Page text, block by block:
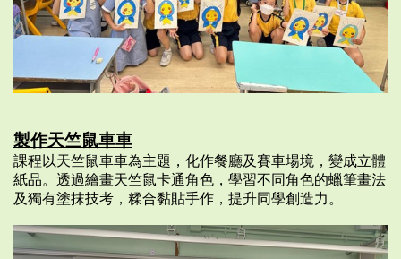
製作天竺鼠車車
課程以天竺鼠車車為主題，化作餐廳及賽車場境，變成立體
紙品。透過繪畫天竺鼠卡通角色，學習不同角色的蠟筆畫法
及獨有塗抹技考，糅合黏貼手作，提升同學創造力。